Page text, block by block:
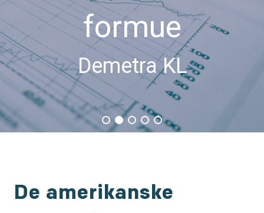
formue
Demetra KL
De amerikanske